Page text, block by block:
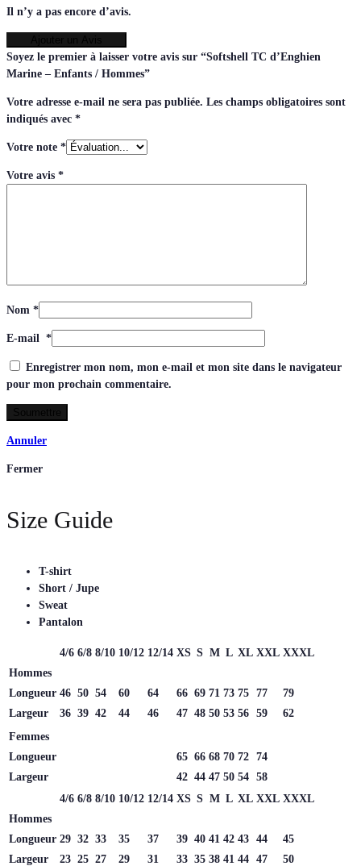
Il n’y a pas encore d’avis.
Soyez le premier à laisser votre avis sur “Softshell TC d’Enghien
Marine – Enfants / Hommes”
Votre adresse e-mail ne sera pas publiée. Les champs obligatoires sont
indiqués avec *
Votre note *
Votre avis *
Nom *
E-mail *
Enregistrer mon nom, mon e-mail et mon site dans le navigateur
pour mon prochain commentaire.
Annuler
Fermer
Size Guide
T-shirt
Short / Jupe
Sweat
Pantalon
4/6 6/8 8/10 10/12 12/14 XS S M L XL XXL XXXL
Hommes
Longueur 46 50 54 60 64 66 69 71 73 75 77
79
Largeur
36 39 42 44 46 47 48 50 53 56 59
62
Femmes
Longueur
65 66 68 70 72 74
Largeur
42 44 47 50 54 58
4/6 6/8 8/10 10/12 12/14 XS S M L XL XXL XXXL
Hommes
Longueur 29 32 33 35 37 39 40 41 42 43 44
45
Largeur
23 25 27 29 31 33 35 38 41 44 47
50